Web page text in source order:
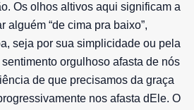
Os olhos altivos aqui significam a
alguém “de cima pra baixo”,
seja por sua simplicidade ou pela
orgulhoso afasta de nós
de que precisamos da graça
nos afasta dEle. O